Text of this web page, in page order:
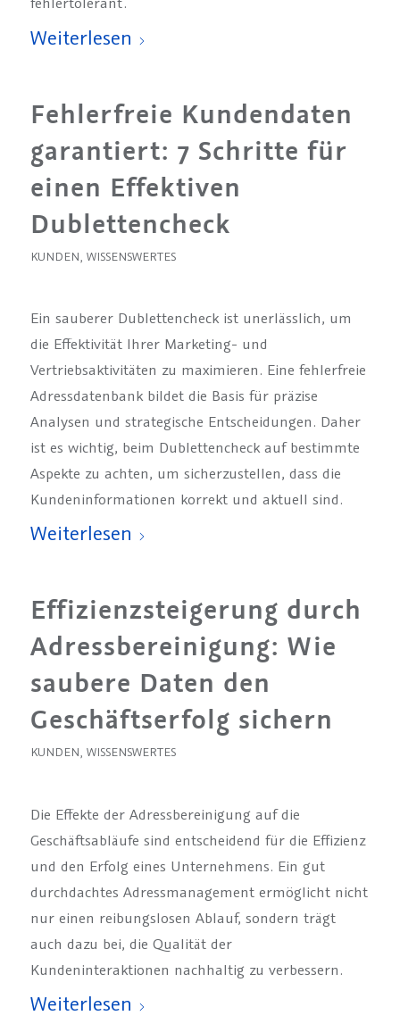
Weiterlesen
Fehlerfreie Kundendaten
garantiert: 7 Schritte für
einen Effektiven
Dublettencheck
KUNDEN, WISSENSWERTES
Ein sauberer Dublettencheck ist unerlässlich, um
die Effektivität Ihrer Marketing- und
Vertriebsaktivitäten zu maximieren. Eine fehlerfreie
Adressdatenbank bildet die Basis für präzise
Analysen und strategische Entscheidungen. Daher
ist es wichtig, beim Dublettencheck auf bestimmte
Aspekte zu achten, um sicherzustellen, dass die
Kundeninformationen korrekt und aktuell sind.
Weiterlesen
Effizienzsteigerung durch
Adressbereinigung: Wie
saubere Daten den
Geschäftserfolg sichern
KUNDEN, WISSENSWERTES
Die Effekte der Adressbereinigung auf die
Geschäftsabläufe sind entscheidend für die Effizienz
und den Erfolg eines Unternehmens. Ein gut
durchdachtes Adressmanagement ermöglicht nicht
nur einen reibungslosen Ablauf, sondern trägt
auch dazu bei, die Qualität der
Kundeninteraktionen nachhaltig zu verbessern.
Weiterlesen